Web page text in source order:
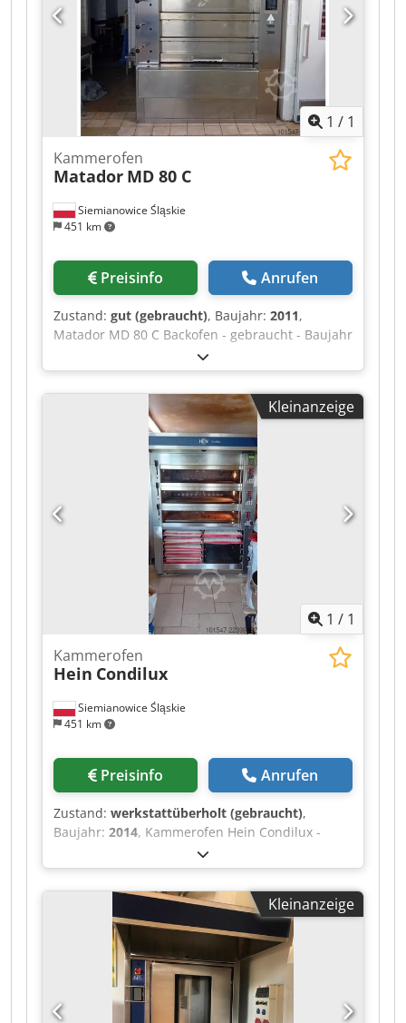
1 / 1
Siemianowice Śląskie
451 km
Kammerofen
Matador MD 80 C
Preisinfo Anrufen
Zustand: gut (gebraucht), Baujahr: 2011,
Matador MD 80 C Backofen - gebraucht - Baujahr
2011 - Fläche 8 m² - 4 Kammern (1,2 x 1,6 m) -
eine Kammer ausfahrbar - Abluftanlage mit
Ventilator - Computersteuerung - Gas- oder
Ölbrenner - technischer Zustand gut - Abholung
aus dem Lager / Versandoption - Möglichkeit zur
Durchführung von Reparaturen und Montage -
Preis auf Anfrage Crjdpfxjznwqys Abpjf
Kleinanzeige
1 / 1
Siemianowice Śląskie
451 km
Kammerofen
Hein Condilux
Preisinfo Anrufen
Zustand: werkstattüberholt (gebraucht),
Baujahr: 2014, Kammerofen Hein Condilux -
Baujahr 2014 - 3 Kammern, 1,2 x 0,8 m -
Elektronische Steuerung - Abzugshaube mit
Ventilator - Dampferzeugung für alle Kammern -
Leistung ca. 20 kW Cjdeznwqaopfx Abperf -
Untergestell für die Backkammern mit Regalen
für Backbleche - Nach einer Renovierung -
Transport, Montage, Inbetriebnahme - Garantie
12 Monate
Kleinanzeige